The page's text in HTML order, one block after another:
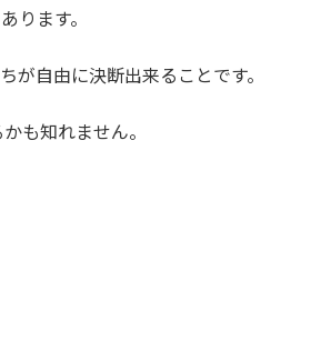
ります。
が自由に決断出来ることです。
も知れません。